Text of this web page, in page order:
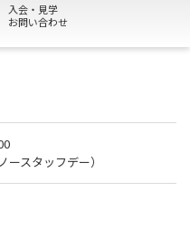
入会・見学
お問い合わせ
ースタッフデー）